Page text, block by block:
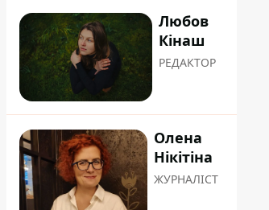
Любов
Кінаш
РЕДАКТОР
Олена
Нікітіна
ЖУРНАЛІСТ